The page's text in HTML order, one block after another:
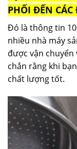
PHỐI ĐẾN CÁC
Đó là thông tin
nhiều nhà máy
được vận chuyển
chắn rằng khi
chất lượng tốt.